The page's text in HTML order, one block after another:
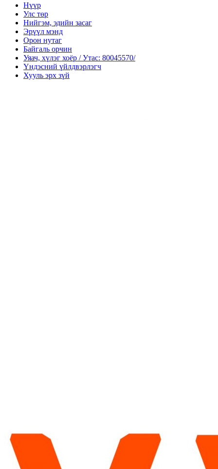
Нүүр
Улс төр
Нийгэм, эдийн засаг
Эрүүл мэнд
Орон нутаг
Байгаль орчин
Уяач, хүлэг хоёр / Утас: 80045570/
Үндэсний үйлдвэрлэгч
Хууль эрх зүй